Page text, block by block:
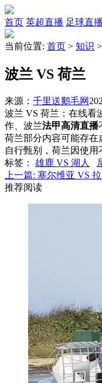
首页 英超直播 足球直播
当前位置: 首页 > 知识 >
波兰 VS 荷兰
来源： 千里送鹅毛网
波兰 VS 荷兰：在线看
作、波兰法甲高清直播
荷兰部分内容可能存
自行甄别，荷兰因使
标签 ： 雄鹿 VS 湖人
上一篇: 塞尔维亚 VS
推荐阅读